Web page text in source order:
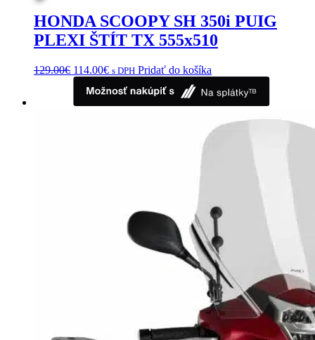
stránke
produktu.
HONDA SCOOPY SH 350i PUIG
PLEXI ŠTÍT TX 555x510
129.00€ Pôvodná
cena
bola:
129.00€.
114.00€Aktuálna
je:
114.00€.
s DPH Pridať do košíka